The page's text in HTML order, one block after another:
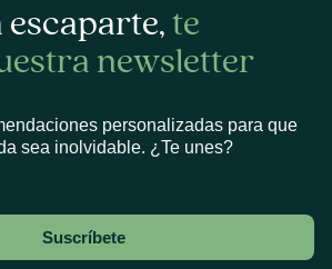
escaparte,te
newsletter
personalizadas para que
sea inolvidable. ¿Te unes?
Suscríbete